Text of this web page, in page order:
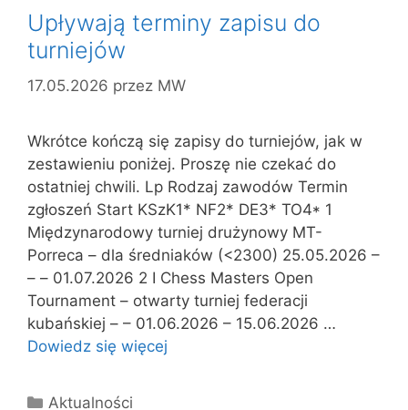
Upływają terminy zapisu do
turniejów
17.05.2026 przez MW
Wkrótce kończą się zapisy do turniejów, jak w
zestawieniu poniżej. Proszę nie czekać do
ostatniej chwili. Lp Rodzaj zawodów Termin
zgłoszeń Start KSzK1* NF2* DE3* TO4* 1
Międzynarodowy turniej drużynowy MT-
Porreca – dla średniaków (<2300) 25.05.2026 –
– – 01.07.2026 2 I Chess Masters Open
Tournament – otwarty turniej federacji
kubańskiej – – 01.06.2026 – 15.06.2026 …
Dowiedz się więcej
Kategorie
Aktualności